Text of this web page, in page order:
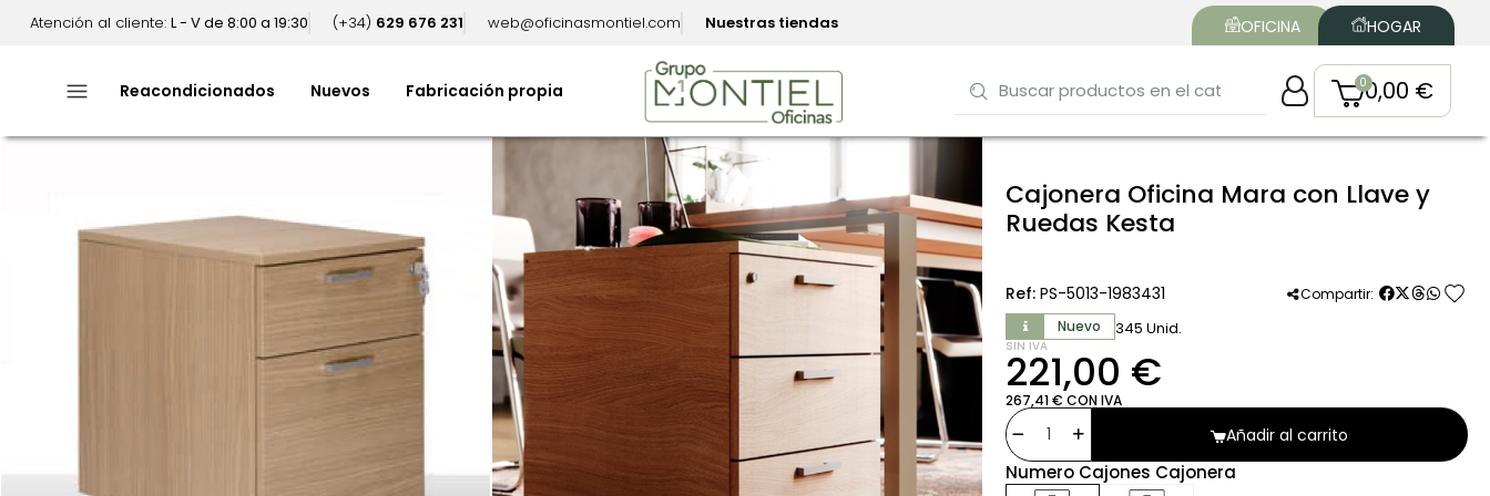
Atención al cliente: L - V de 8:00 a 19:30 (+34) 629 676 231 web@oficinasmontiel.com Nuestras tiendas OFICINA HOGAR
menu Reacondicionados Nuevos Fabricación propia 0,00 €
Cajonera Oficina Mara con Llave y
Ruedas Kesta
Ref: PS-5013-1983431 Compartir: favorite
Nuevo 345 Unid.
SIN IVA
221,00 €
267,41 € CON IVA
Añadir al carrito
Numero Cajones Cajonera